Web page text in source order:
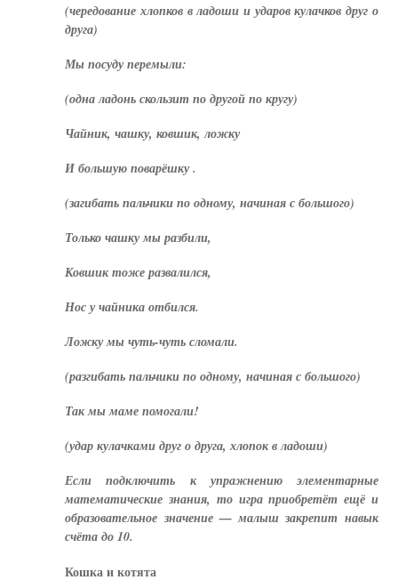
(чередование хлопков в ладоши и ударов кулачков друг о
друга)
Мы посуду перемыли:
(одна ладонь скользит по другой по кругу)
Чайник, чашку, ковшик, ложку
И большую поварёшку .
(загибать пальчики по одному, начиная с большого)
Только чашку мы разбили,
Ковшик тоже развалился,
Нос у чайника отбился.
Ложку мы чуть-чуть сломали.
(разгибать пальчики по одному, начиная с большого)
Так мы маме помогали!
(удар кулачками друг о друга, хлопок в ладоши)
Если подключить к упражнению элементарные
математические знания, то игра приобретёт ещё и
образовательное значение — малыш закрепит навык
счёта до 10.
Кошка и котята